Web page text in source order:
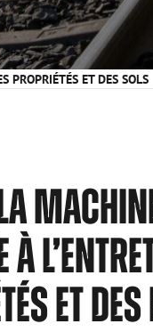
PROPRIÉTÉS ET DES SOLS
À
ET